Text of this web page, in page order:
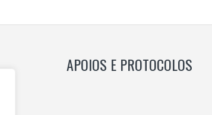
APOIOS E PROTOCOLOS